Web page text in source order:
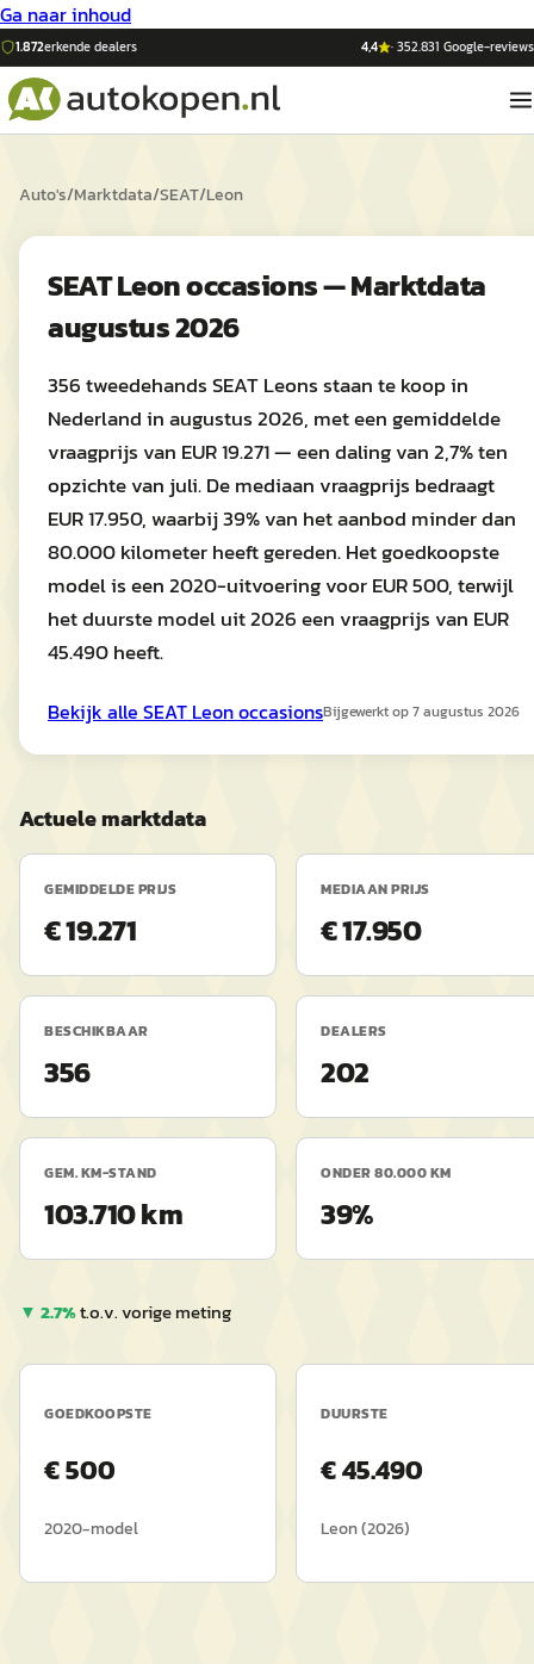
Ga naar inhoud
1.872erkende dealers 4,4 ·352.831 Google-reviews
Auto's/Marktdata/SEAT/Leon
SEAT Leon occasions — Marktdata
augustus 2026
356 tweedehands SEAT Leons staan te koop in
Nederland in augustus 2026, met een gemiddelde
vraagprijs van EUR 19.271 — een daling van 2,7% ten
opzichte van juli. De mediaan vraagprijs bedraagt
EUR 17.950, waarbij 39% van het aanbod minder dan
80.000 kilometer heeft gereden. Het goedkoopste
model is een 2020-uitvoering voor EUR 500, terwijl
het duurste model uit 2026 een vraagprijs van EUR
45.490 heeft.
Bekijk alle SEAT LeonoccasionsBijgewerkt op7 augustus 2026
Actuele marktdata
GEMIDDELDE PRIJS
€ 19.271
MEDIAAN PRIJS
€ 17.950
BESCHIKBAAR
356
DEALERS
202
GEM. KM-STAND
103.710 km
ONDER 80.000 KM
39%
▼ 2.7%t.o.v. vorige meting
GOEDKOOPSTE
€500
2020-model
DUURSTE
€45.490
Leon(2026)